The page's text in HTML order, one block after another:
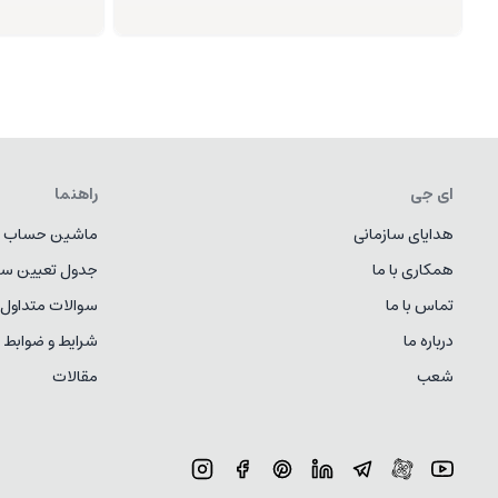
ای جی
هدایای سازمانی
همکاری با ما
تماس با ما
درباره ما
شعب
راهنما
ماشین حساب
جدول تعیین
سوالات متداول
شرایط و ضوابط
مقالات